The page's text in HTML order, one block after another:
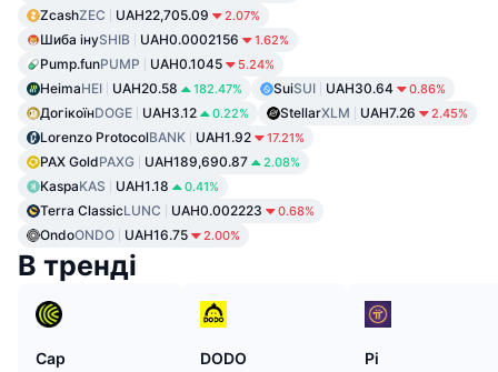
ZcashZEC UAH22,705.09 2.07%
Шиба інуSHIB UAH0.0002156 1.62%
Pump.funPUMP UAH0.1045 5.24%
HeimaHEI UAH20.58 182.47% SuiSUI UAH30.64 0.86%
ДогікоїнDOGE UAH3.12 0.22% StellarXLM UAH7.26 2.45%
Lorenzo ProtocolBANK UAH1.92 17.21%
PAX GoldPAXG UAH189,690.87 2.08%
KaspaKAS UAH1.18 0.41%
Terra ClassicLUNC UAH0.002223 0.68%
OndoONDO UAH16.75 2.00%
В тренді
Cap
DODO
Pi